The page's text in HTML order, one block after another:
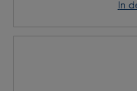
in